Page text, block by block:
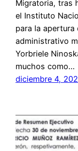
Migratoria, tras
el Instituto
para la
administrativo
Yorbriele
muchos como…
diciembre 4,